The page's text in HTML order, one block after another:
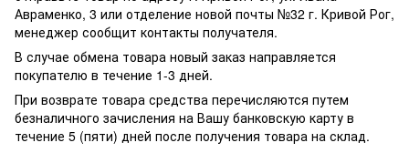
Авраменко, 3 или отделение новой почты №32 г. Кривой Рог,
менеджер сообщит контакты получателя.
В случае обмена товара новый заказ направляется
покупателю в течение 1-3 дней.
При возврате товара средства перечисляются путем
безналичного зачисления на Вашу банковскую карту в
течение 5 (пяти) дней после получения товара на склад.